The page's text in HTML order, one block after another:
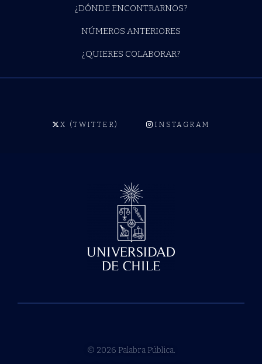
¿DÓNDE ENCONTRARNOS?
NÚMEROS ANTERIORES
¿QUIERES COLABORAR?
X (TWITTER) INSTAGRAM
© 2026 Palabra Pública.